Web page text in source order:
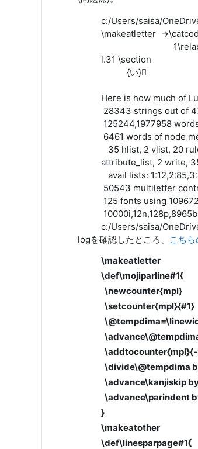
c:/Users/saisa/
\makeatletter -
l.31 \section
{い}󿿿
Here is how much of
28343 strings out of
125244,1977958
6461 words of node
35 hlist, 2 vlist, 20
attribute_list, 2 write,
avail lists:
50543 multiletter
125 fonts using
c:/Users/saisa/
logを確認したところ、
こち
\makeatletter
\def\mojiparline#1{
\newcounter{mpl}
\setcounter{mpl}{#1}
\addtocounter{mpl}{-
\divide\@tempdima
\advance\kanjiskip
\advance\parindent
}
\makeatother
\def\linesparpage#1{